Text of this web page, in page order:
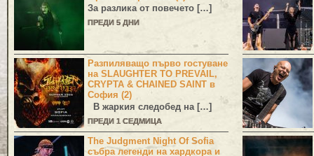
За разлика от повечето […]
ПРЕДИ 5 ДНИ
Разпиляващо първо гостуване
на SLAUGHTER TO PREVAIL,
CRYPTA & CHAINED SAINT в
София (2)
В жаркия следобед на […]
ПРЕДИ 1 СЕДМИЦА
The Judgment Night Of Sofia
събра легенди на хардкора и